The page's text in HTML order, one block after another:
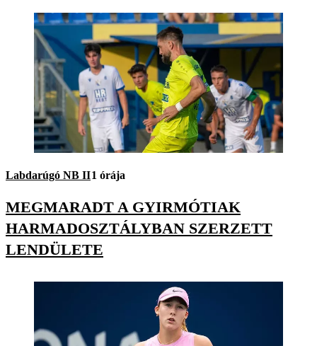
Labdarúgó NB II1 órája
MEGMARADT A GYIRMÓTIAK
HARMADOSZTÁLYBAN SZERZETT
LENDÜLETE